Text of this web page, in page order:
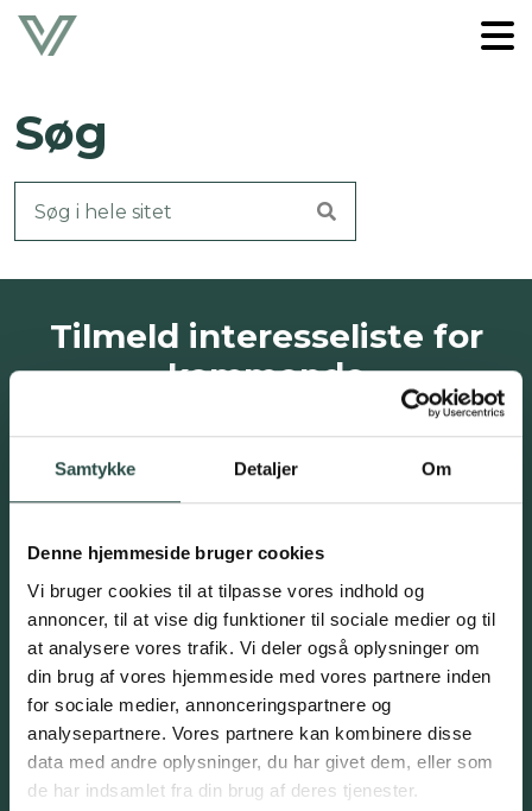
Samtykke Detaljer Om
Denne hjemmeside bruger cookies
Vi bruger cookies til at tilpasse vores indhold og
annoncer, til at vise dig funktioner til sociale medier og til
at analysere vores trafik. Vi deler også oplysninger om
din brug af vores hjemmeside med vores partnere inden
for sociale medier, annonceringspartnere og
analysepartnere. Vores partnere kan kombinere disse
data med andre oplysninger, du har givet dem, eller som
de har indsamlet fra din brug af deres tjenester.
Søg
Tilmeld interesseliste for
kommende
investeringsmuligheder,
nyhedsbreve mv.
Nuværende investor?